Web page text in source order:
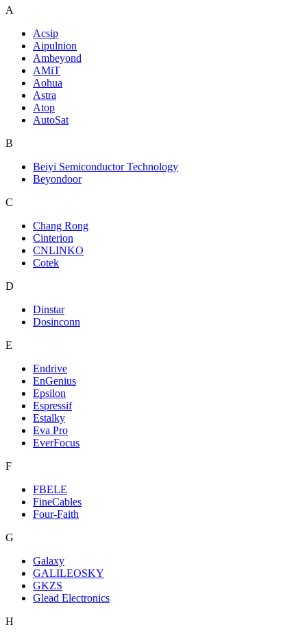
A
Acsip
Aipulnion
Ambeyond
AMiT
Aohua
Astra
Atop
AutoSat
B
Beiyi Semiconductor Technology
Beyondoor
C
Chang Rong
Cinterion
CNLINKO
Cotek
D
Dinstar
Dosinconn
E
Endrive
EnGenius
Epsilon
Espressif
Estalky
Eva Pro
EverFocus
F
FBELE
FineCables
Four-Faith
G
Galaxy
GALILEOSKY
GKZS
Glead Electronics
H